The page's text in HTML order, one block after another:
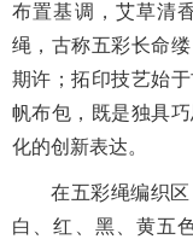
布置基调，艾草清
绳，古称五彩长命
期许；拓印技艺始
帆布包，既是独具
化的创新表达。
在五彩绳编织
白、红、黑、黄五